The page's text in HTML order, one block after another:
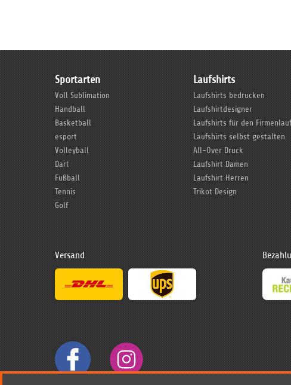
Sportarten
Voll Sublimation
Handball
Basketball
esport
Volleyball
Dart
Fußball
Tennis
Golf
Laufshirts
Laufshirts bedrucken
Laufshirtdesigner
Laufshirts für den Firmenlauf
Laufshirts selbst gestalten
All-Over Druck
Laufshirt Damen
Laufshirt Herren
Trikot Design
Versand